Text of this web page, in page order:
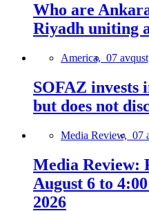
Who are
Riyadh uniting
America, 07
SOFAZ invests
but does not
Media Review, 07
Media Review:
August 6 to
2026